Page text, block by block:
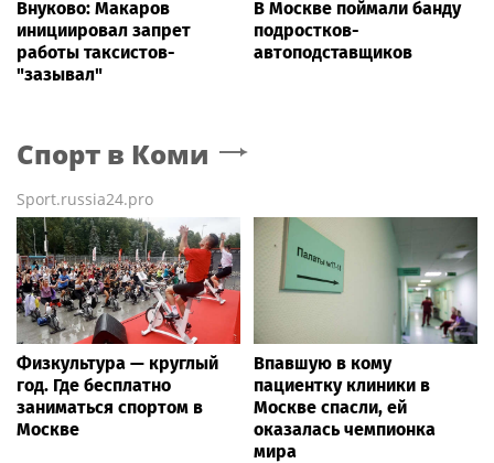
Внуково: Макаров
инициировал запрет
работы таксистов-
"зазывал"
В Москве поймали банду
подростков-
автоподставщиков
Спорт в Коми
Sport.russia24.pro
Физкультура — круглый
год. Где бесплатно
заниматься спортом в
Москве
Впавшую в кому
пациентку клиники в
Москве спасли, ей
оказалась чемпионка
мира